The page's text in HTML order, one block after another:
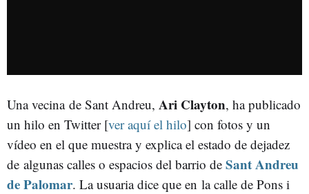
Una vecina de Sant Andreu, Ari Clayton, ha publicado
un hilo en Twitter [ver aquí el hilo] con fotos y un
vídeo en el que muestra y explica el estado de dejadez
de algunas calles o espacios del barrio de Sant Andreu
de Palomar. La usuaria dice que en la calle de Pons i